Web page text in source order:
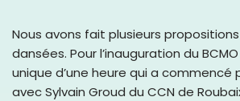
Nous avons fait plusieurs
dansées. Pour l’inauguration du
unique d’une heure qui a commencé
avec Sylvain Groud du CCN de